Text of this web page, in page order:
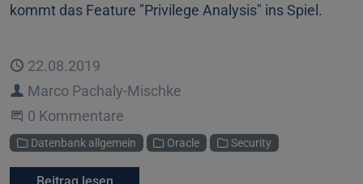
kommt das Feature "Privilege Analysis" ins Spiel.
Veröffentlicht
22.08.2019
Autor
Marco Pachaly-Mischke
Beginne eine Unterhaltung
0 Kommentare
Kategorien
Datenbank allgemein Oracle Security